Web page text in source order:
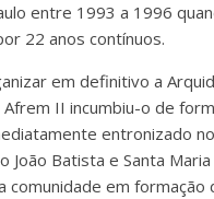
entre 1993 a 1996
22 anos contínuos.
em definitivo a
II incumbiu-o de
entronizado
João Batista e Santa
comunidade em